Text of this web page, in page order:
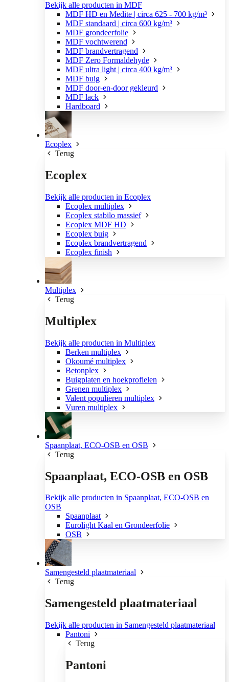
Bekijk alle producten in MDF
MDF HD en Medite | circa 625 - 700 kg/m³
MDF standaard | circa 600 kg/m³
MDF grondeerfolie
MDF vochtwerend
MDF brandvertragend
MDF Zero Formaldehyde
MDF ultra light | circa 400 kg/m³
MDF buig
MDF door-en-door gekleurd
MDF lack
Hardboard
Ecoplex
Terug
Ecoplex
Bekijk alle producten in Ecoplex
Ecoplex multiplex
Ecoplex stabilo massief
Ecoplex MDF HD
Ecoplex buig
Ecoplex brandvertragend
Ecoplex finish
Multiplex
Terug
Multiplex
Bekijk alle producten in Multiplex
Berken multiplex
Okoumé multiplex
Betonplex
Buigplaten en hoekprofielen
Grenen multiplex
Valent populieren multiplex
Vuren multiplex
Spaanplaat, ECO-OSB en OSB
Terug
Spaanplaat, ECO-OSB en OSB
Bekijk alle producten in Spaanplaat, ECO-OSB en
OSB
Spaanplaat
Eurolight Kaal en Grondeerfolie
OSB
Samengesteld plaatmateriaal
Terug
Samengesteld plaatmateriaal
Bekijk alle producten in Samengesteld plaatmateriaal
Pantoni
Terug
Pantoni